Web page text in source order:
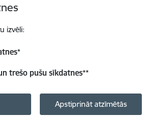
izvēli:
*
trešo pušu sīkdatnes**
Apstiprināt atzīmētās